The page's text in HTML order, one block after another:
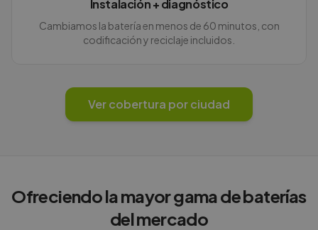
Instalación + diagnóstico
Cambiamos la batería en menos de 60 minutos, con
codificación y reciclaje incluidos.
Ver cobertura por ciudad
Ofreciendo la mayor gama de baterías
del mercado